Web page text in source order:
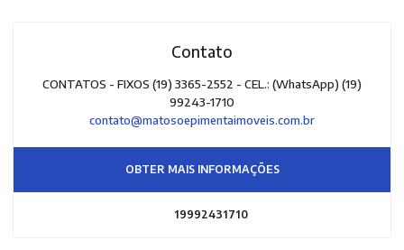
Contato
CONTATOS - FIXOS (19) 3365-2552 - CEL.: (WhatsApp) (19)
99243-1710
contato@matosoepimentaimoveis.com.br
OBTER MAIS INFORMAÇÕES
19992431710